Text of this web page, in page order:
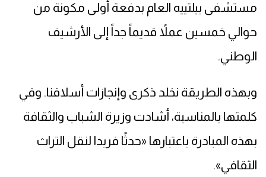
مستشفى بيلتييه العام بدفعة أولى مكونة من
حوالي خمسين عملاً قديماً جداً إلى الأرشيف
الوطني.
وبهذه الطريقة نخلد ذكرى وإنجازات أسلافنا. وفي
كلمتها بالمناسبة، أشادت وزيرة الشباب والثقافة
بهذه المبادرة باعتبارها «حدثًا فريدا لنقل التراث
الثقافي».